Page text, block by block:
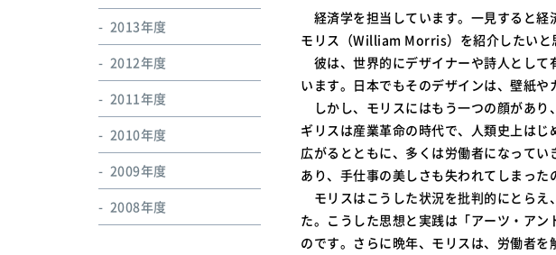
経済学を担当しています。一見すると経
モリス（William Morris）を紹介したいと
彼は、世界的にデザイナーや詩人として
います。日本でもそのデザインは、壁紙や
しかし、モリスにはもう一つの顔があり
ギリスは産業革命の時代で、人類史上は
広がるとともに、多くは労働者になって
あり、手仕事の美しさも失われてしまった
モリスはこうした状況を批判的にとらえ
た。こうした思想と実践は「アーツ・ア
のです。さらに晩年、モリスは、労働者
2013年度
2012年度
2011年度
2010年度
2009年度
2008年度